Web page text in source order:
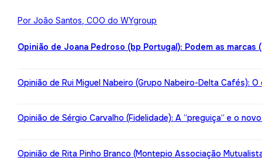
Por João Santos, COO do WYgroup
Opinião de Joana Pedroso (bp Portugal): Podem as marcas
Opinião de Rui Miguel Nabeiro (Grupo Nabeiro-Delta Cafés):
Opinião de Sérgio Carvalho (Fidelidade): A “preguiça“ e o
Opinião de Rita Pinho Branco (Montepio Associação